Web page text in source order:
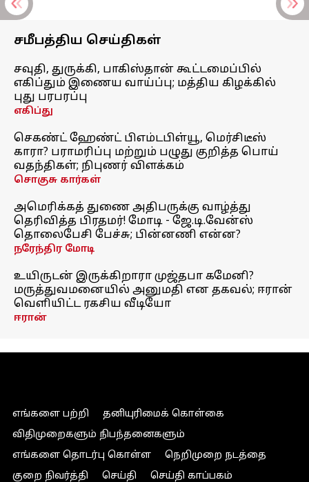
சமீபத்திய செய்திகள்
சவுதி, துருக்கி, பாகிஸ்தான் கூட்டமைப்பில்
எகிப்தும் இணைய வாய்ப்பு; மத்திய கிழக்கில்
புது பரபரப்பு
எகிப்து
செகண்ட் ஹேண்ட் பிஎம்டபிள்யூ, மெர்சிடீஸ்
காரா? பராமரிப்பு மற்றும் பழுது குறித்த பொய்
வதந்திகள்; நிபுணர் விளக்கம்
சொகுசு கார்கள்
அமெரிக்கத் துணை அதிபருக்கு வாழ்த்து
தெரிவித்த பிரதமர்! மோடி - ஜே.டி.வேன்ஸ்
தொலைபேசி பேச்சு; பின்னணி என்ன?
நரேந்திர மோடி
உயிருடன் இருக்கிறாரா முஜ்தபா கமேனி?
மருத்துவமனையில் அனுமதி என தகவல்; ஈரான்
வெளியிட்ட ரகசிய வீடியோ
ஈரான்
எங்களை பற்றி
தனியுரிமைக் கொள்கை
விதிமுறைகளும் நிபந்தனைகளும்
எங்களை தொடர்பு கொள்ள
நெறிமுறை நடத்தை
குறை நிவர்த்தி
செய்தி செய்தி காப்பகம்